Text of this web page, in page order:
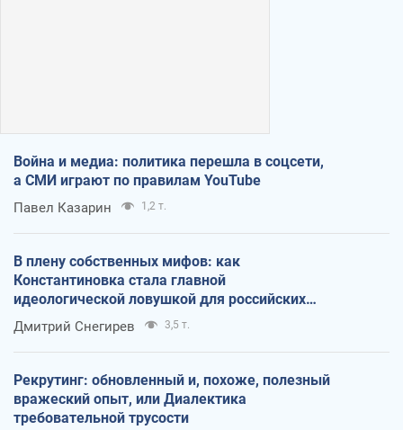
Война и медиа: политика перешла в соцсети,
а СМИ играют по правилам YouTube
Павел Казарин 1,2 т.
В плену собственных мифов: как
Константиновка стала главной
идеологической ловушкой для российских
оккупантов
Дмитрий Снегирев 3,5 т.
Рекрутинг: обновленный и, похоже, полезный
вражеский опыт, или Диалектика
требовательной трусости